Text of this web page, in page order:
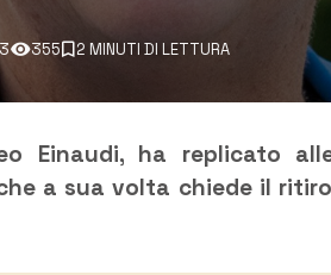
355 2 MINUTI DI LETTURA
Einaudi, ha replicato
a sua volta chiede il